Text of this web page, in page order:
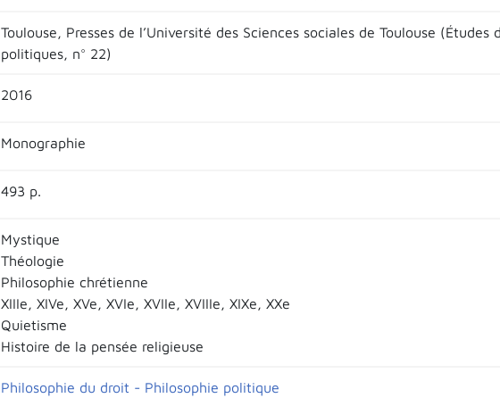
Toulouse, Presses de l’Université des Sciences sociales de Toulouse
politiques, n° 22)
2016
Monographie
493 p.
Mystique
Théologie
Philosophie chrétienne
XIIIe, XIVe, XVe, XVIe, XVIIe, XVIIIe, XIXe, XXe
Quietisme
Histoire de la pensée religieuse
Philosophie du droit - Philosophie politique